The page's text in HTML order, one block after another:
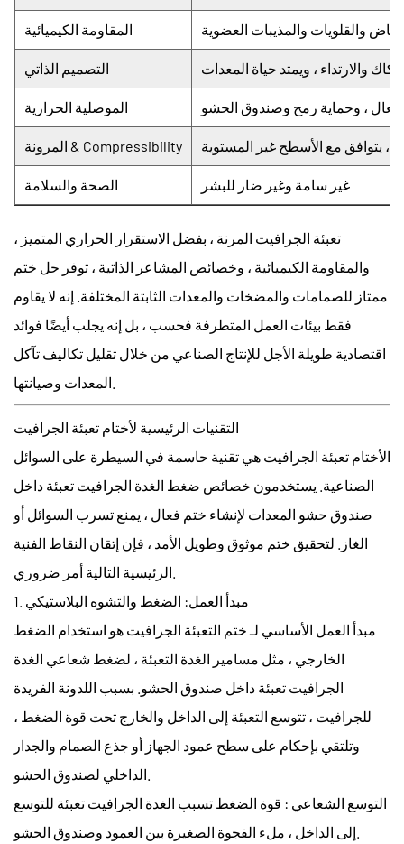
المقاومة الكيميائية والقلويات والمذيبات العضوية
التصميم الذاتي والارتداء ، ويمتد حياة المعدات
الموصلية الحرارية فعال ، وحماية رمح وصندوق الحشو
المرونة & Compressibility ، يتوافق مع الأسطح غير المستوية
الصحة والسلامة غير سامة وغير ضار للبشر
تعبئة الجرافيت المرنة ، بفضل الاستقرار الحراري المتميز ،
والمقاومة الكيميائية ، وخصائص المشاعر الذاتية ، توفر حل ختم
ممتاز للصمامات والمضخات والمعدات الثابتة المختلفة. إنه لا يقاوم
فقط بيئات العمل المتطرفة فحسب ، بل إنه يجلب أيضًا فوائد
اقتصادية طويلة الأجل للإنتاج الصناعي من خلال تقليل تكاليف تآكل
التقنيات الرئيسية لأختام تعبئة الجرافيت
الأختام تعبئة الجرافيت هي تقنية حاسمة في السيطرة على السوائل
الصناعية. يستخدمون خصائص ضغط الغدة الجرافيت تعبئة داخل
صندوق حشو المعدات لإنشاء ختم فعال ، يمنع تسرب السوائل أو
الغاز. لتحقيق ختم موثوق وطويل الأمد ، فإن إتقان النقاط الفنية
1. مبدأ العمل: الضغط والتشوه البلاستيكي
مبدأ العمل الأساسي لـ ختم التعبئة الجرافيت هو استخدام الضغط
الخارجي ، مثل مسامير الغدة التعبئة ، لضغط شعاعي الغدة
الجرافيت تعبئة داخل صندوق الحشو. بسبب اللدونة الفريدة
للجرافيت ، تتوسع التعبئة إلى الداخل والخارج تحت قوة الضغط ،
وتلتقي بإحكام على سطح عمود الجهاز أو جذع الصمام والجدار
التوسع الشعاعي : قوة الضغط تسبب الغدة الجرافيت تعبئة للتوسع